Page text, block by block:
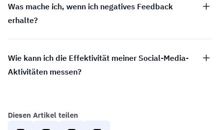
Was mache ich, wenn ich negatives Feedback
erhalte?
Wie kann ich die Effektivität meiner Social-Media-
Aktivitäten messen?
Diesen Artikel teilen